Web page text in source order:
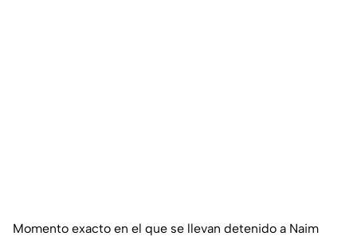
Momento exacto en el que se llevan detenido a Naim